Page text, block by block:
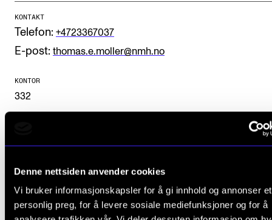
Denne nettsiden anvender cookies
Vi bruker informasjonskapsler for å gi innhold og annonser et
personlig preg, for å levere sosiale mediefunksjoner og for å
Publikasjoner
INTERNASJONALT
Utveksling
Nettverk
IN.TUNE
AKTUELT
KONTAKT
Telefon: +4723367037
E-post: thomas.e.moller@nmh.no
KONTOR
332